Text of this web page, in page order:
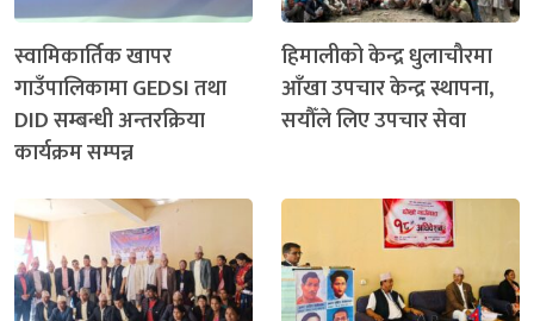
स्वामिकार्तिक खापर
गाउँपालिकामा GEDSI तथा
DID सम्बन्धी अन्तरक्रिया
कार्यक्रम सम्पन्न
हिमालीको केन्द्र धुलाचौरमा
आँखा उपचार केन्द्र स्थापना,
सयौँले लिए उपचार सेवा